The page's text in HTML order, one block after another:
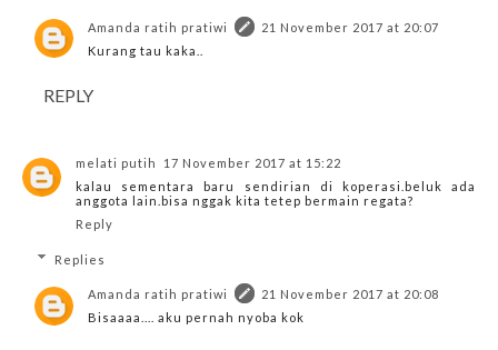
Amanda ratih pratiwi
21 November 2017 at 20:07
Kurang tau kaka..
REPLY
melati putih
17 November 2017 at 15:22
kalau sementara baru sendirian di koperasi.beluk ada
anggota lain.bisa nggak kita tetep bermain regata?
Reply
Replies
Amanda ratih pratiwi
21 November 2017 at 20:08
Bisaaaa.... aku pernah nyoba kok